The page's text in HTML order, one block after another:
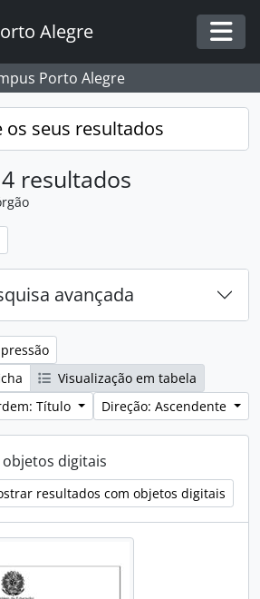
Alegre
Porto Alegre
os seus resultados
resultados
avançada
Visualização em tabela
Título
Direção: Ascendente
digitais
resultados com objetos digitais